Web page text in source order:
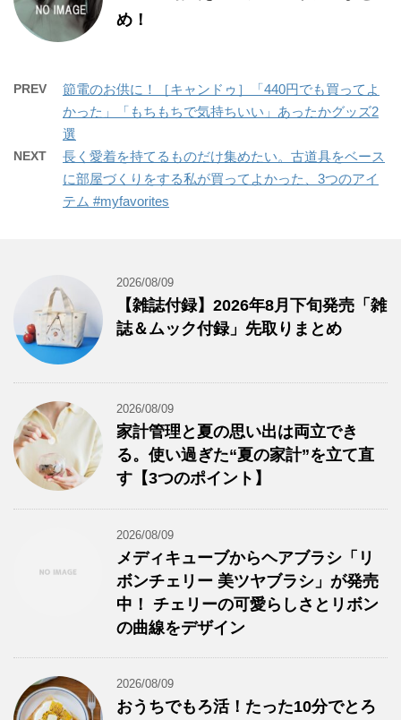
め！
PREV
節電のお供に！［キャンドゥ］「440円でも買ってよ
かった」「もちもちで気持ちいい」あったかグッズ2
選
NEXT
長く愛着を持てるものだけ集めたい。古道具をベース
に部屋づくりをする私が買ってよかった、3つのアイ
テム #myfavorites
2026/08/09
【雑誌付録】2026年8月下旬発売「雑
誌＆ムック付録」先取りまとめ
2026/08/09
家計管理と夏の思い出は両立でき
る。使い過ぎた“夏の家計”を立て直
す【3つのポイント】
2026/08/09
メディキューブからヘアブラシ「リ
ボンチェリー 美ツヤブラシ」が発売
中！ チェリーの可愛らしさとリボン
の曲線をデザイン
2026/08/09
おうちでもろ活！たった10分でとろ